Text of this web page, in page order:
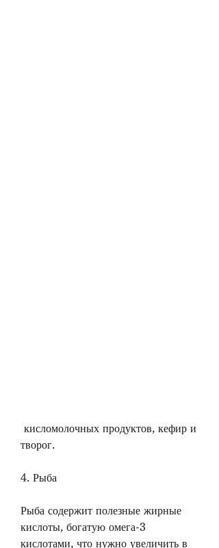
творог.
4. Рыба
Рыба содержит полезные жирные
кислоты, богатую омега-3
кислотами, что нужно увеличить в